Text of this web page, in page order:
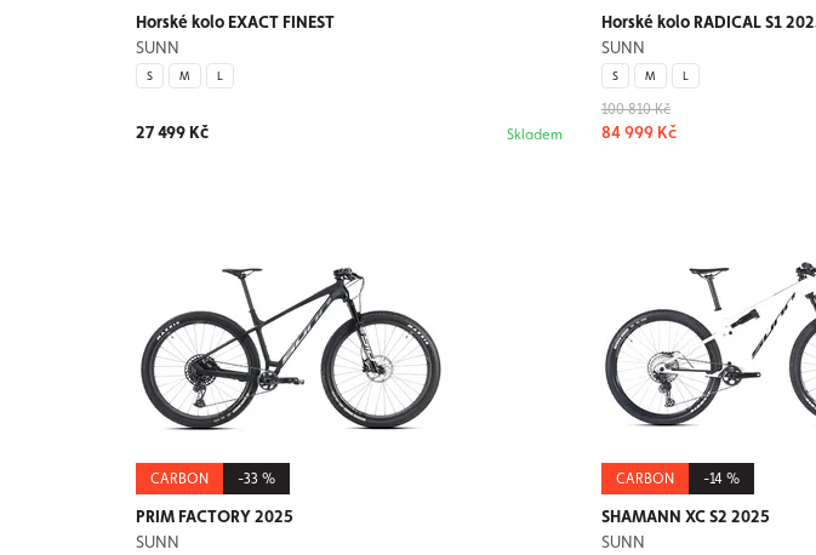
Horské kolo EXACT FINEST
SUNN
S M L
27 499 Kč Skladem
Horské kolo RADICAL S1
SUNN
S M L
100 810 Kč
84 999 Kč
CARBON -33 %
PRIM FACTORY 2025
SUNN
CARBON -14 %
SHAMANN XC S2 2025
SUNN